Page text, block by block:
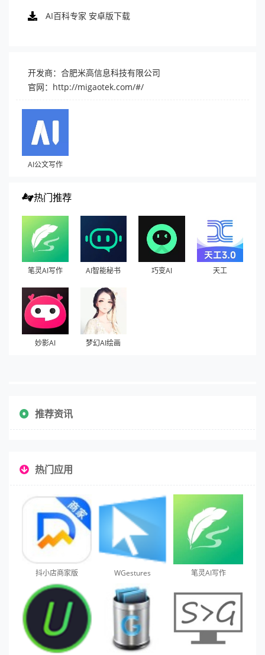
AI百科专家 安卓版下载
开发商：合肥米高信息科技有限公司
官网： http://migaotek.com/#/
AI公文写作
热门推荐
笔灵AI写作 AI智能秘书 巧变AI 天工
妙影AI 梦幻AI绘画
推荐资讯
热门应用
抖小店商家版 WGestures 笔灵AI写作